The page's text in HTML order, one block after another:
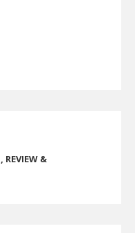
REVIEW &